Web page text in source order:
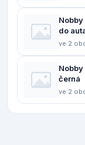
do
ve 2
černá
ve 2